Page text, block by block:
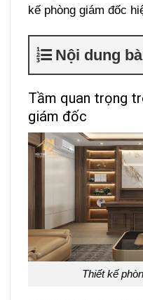
kế phòng giám đốc
Nội dung
Tầm quan trọng
giám đốc
Thiết kế